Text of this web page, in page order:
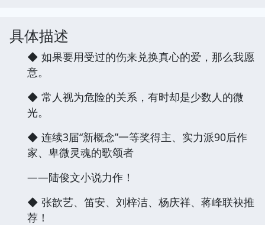
具体描述
◆ 如果要用受过的伤来兑换真心的爱，那么我愿
意。
◆ 常人视为危险的关系，有时却是少数人的微
光。
◆ 连续3届“新概念”一等奖得主、实力派90后作
家、卑微灵魂的歌颂者
——陆俊文小说力作！
◆ 张歆艺、笛安、刘梓洁、杨庆祥、蒋峰联袂推
荐！